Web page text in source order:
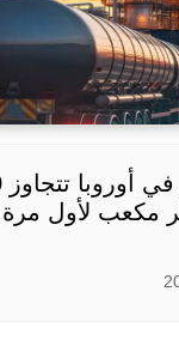
مكعب لأول مرة